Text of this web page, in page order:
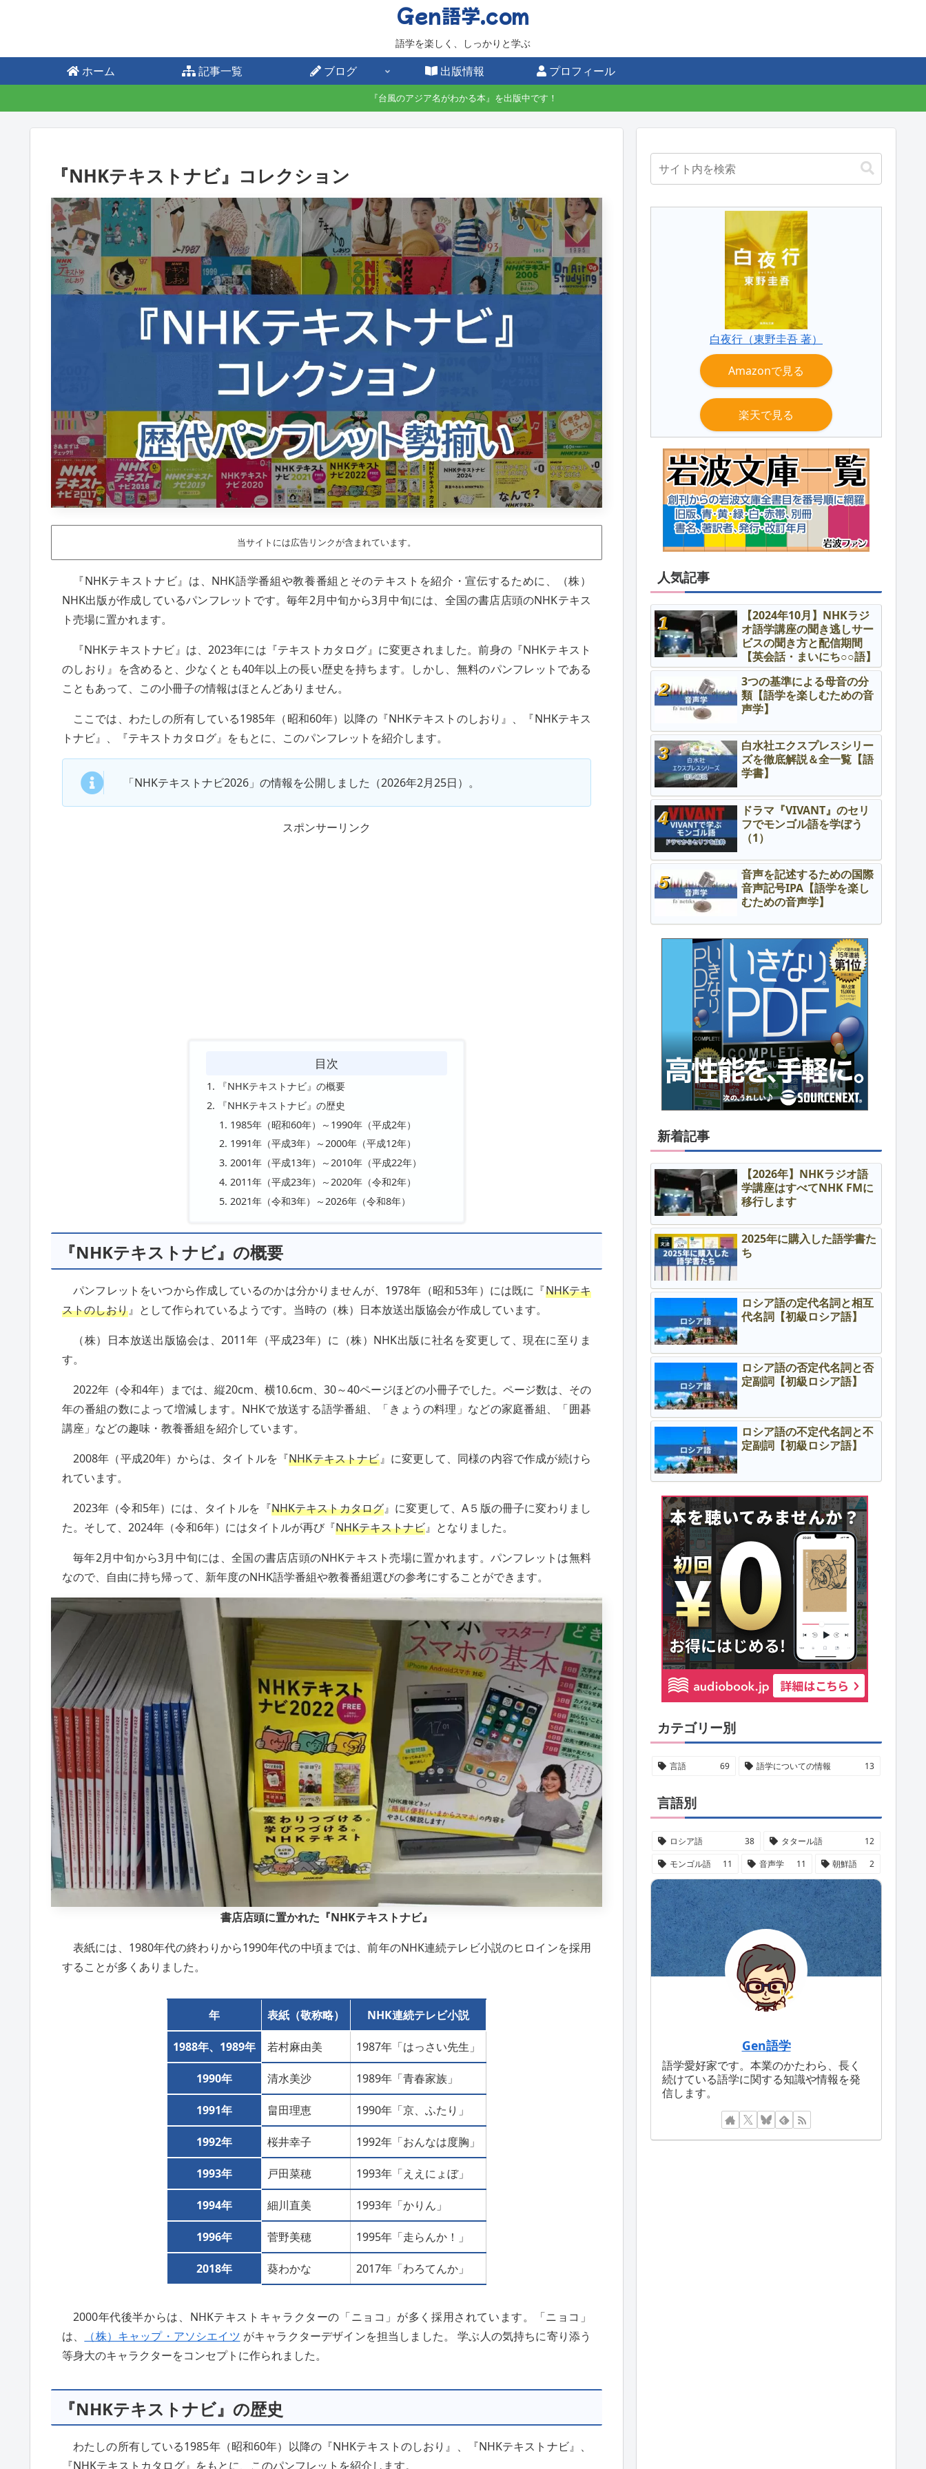
Gen語学.com
語学を楽しく、しっかりと学ぶ
ホーム 記事一覧 ブログ 出版情報 プロフィール
『台風のアジア名がわかる本』を出版中です！
『NHKテキストナビ』コレクション
当サイトには広告リンクが含まれています。
『NHKテキストナビ』は、NHK語学番組や教養番組とそのテキストを紹介・宣伝するために、（株）
NHK出版が作成しているパンフレットです。毎年2月中旬から3月中旬には、全国の書店店頭のNHKテキス
ト売場に置かれます。
『NHKテキストナビ』は、2023年には『テキストカタログ』に変更されました。前身の『NHKテキスト
のしおり』を含めると、少なくとも40年以上の長い歴史を持ちます。しかし、無料のパンフレットである
こともあって、この小冊子の情報はほとんどありません。
ここでは、わたしの所有している1985年（昭和60年）以降の『NHKテキストのしおり』、『NHKテキス
トナビ』、『テキストカタログ』をもとに、このパンフレットを紹介します。
「NHKテキストナビ2026」の情報を公開しました（2026年2月25日）。
スポンサーリンク
目次
『NHKテキストナビ』の概要
『NHKテキストナビ』の歴史
1985年（昭和60年）～1990年（平成2年）
1991年（平成3年）～2000年（平成12年）
2001年（平成13年）～2010年（平成22年）
2011年（平成23年）～2020年（令和2年）
2021年（令和3年）～2026年（令和8年）
『NHKテキストナビ』の概要
パンフレットをいつから作成しているのかは分かりませんが、1978年（昭和53年）には既に『NHKテキ
ストのしおり』として作られているようです。当時の（株）日本放送出版協会が作成しています。
（株）日本放送出版協会は、2011年（平成23年）に（株）NHK出版に社名を変更して、現在に至りま
す。
2022年（令和4年）までは、縦20cm、横10.6cm、30～40ページほどの小冊子でした。ページ数は、その
年の番組の数によって増減します。NHKで放送する語学番組、「きょうの料理」などの家庭番組、「囲碁
講座」などの趣味・教養番組を紹介しています。
2008年（平成20年）からは、タイトルを『NHKテキストナビ』に変更して、同様の内容で作成が続けら
れています。
2023年（令和5年）には、タイトルを『NHKテキストカタログ』に変更して、A５版の冊子に変わりまし
た。そして、2024年（令和6年）にはタイトルが再び『NHKテキストナビ』となりました。
毎年2月中旬から3月中旬には、全国の書店店頭のNHKテキスト売場に置かれます。パンフレットは無料
なので、自由に持ち帰って、新年度のNHK語学番組や教養番組選びの参考にすることができます。
書店店頭に置かれた『NHKテキストナビ』
表紙には、1980年代の終わりから1990年代の中頃までは、前年のNHK連続テレビ小説のヒロインを採用
することが多くありました。
年 表紙（敬称略） NHK連続テレビ小説
1988年、1989年 若村麻由美 1987年「はっさい先生」
1990年 清水美沙 1989年「青春家族」
1991年 畠田理恵 1990年「京、ふたり」
1992年 桜井幸子 1992年「おんなは度胸」
1993年 戸田菜穂 1993年「ええにょぼ」
1994年 細川直美 1993年「かりん」
1996年 菅野美穂 1995年「走らんか！」
2018年 葵わかな 2017年「わろてんか」
2000年代後半からは、NHKテキストキャラクターの「ニョコ」が多く採用されています。「ニョコ」
は、
（株）キャップ・アソシエイツ がキャラクターデザインを担当しました。 学ぶ人の気持ちに寄り添う
等身大のキャラクターをコンセプトに作られました。
『NHKテキストナビ』の歴史
わたしの所有している1985年（昭和60年）以降の『NHKテキストのしおり』、『NHKテキストナビ』、
『NHKテキストカタログ』をもとに、このパンフレットを紹介します。
白夜行（東野圭吾 著）
Amazonで見る
楽天で見る
人気記事
【2024年10月】NHKラジ
オ語学講座の聞き逃しサー
ビスの聞き方と配信期間
【英会話・まいにち○○語】
3つの基準による母音の分
類【語学を楽しむための音
声学】
白水社エクスプレスシリー
ズを徹底解説＆全一覧【語
学書】
ドラマ『VIVANT』のセリ
フでモンゴル語を学ぼう
（1）
音声を記述するための国際
音声記号IPA【語学を楽し
むための音声学】
新着記事
【2026年】NHKラジオ語
学講座はすべてNHK FMに
移行します
2025年に購入した語学書た
ち
ロシア語の定代名詞と相互
代名詞【初級ロシア語】
ロシア語の否定代名詞と否
定副詞【初級ロシア語】
ロシア語の不定代名詞と不
定副詞【初級ロシア語】
カテゴリー別
言語 69 語学についての情報 13
言語別
ロシア語 38 タタール語
12
モンゴル語
11 音声学 11 朝鮮語 2
Gen語学
語学愛好家です。本業のかたわら、長く
続けている語学に関する知識や情報を発
信します。